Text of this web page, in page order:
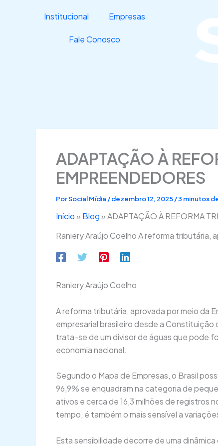
Institucional Empresas
Fale Conosco
ADAPTAÇÃO À
EMPREENDEDORES
PorSocial Mídia /dezembro 12, 2025/3 minutos
Início » Blog »ADAPTAÇÃO À REFORMA
Raniery Araújo Coelho A reforma tributária,
Raniery Araújo Coelho
A reforma tributária, aprovada por meio da
empresarial brasileiro desde a
trata-se de um divisor de águas que pode
economia nacional.
Segundo o Mapa de Empresas, o Brasil
96,9% se enquadram na categoria de
ativos e cerca de 16,3 milhões de registros
tempo, é também o mais sensível a
Esta sensibilidade decorre de uma